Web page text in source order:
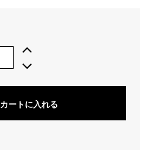
カートに入れる